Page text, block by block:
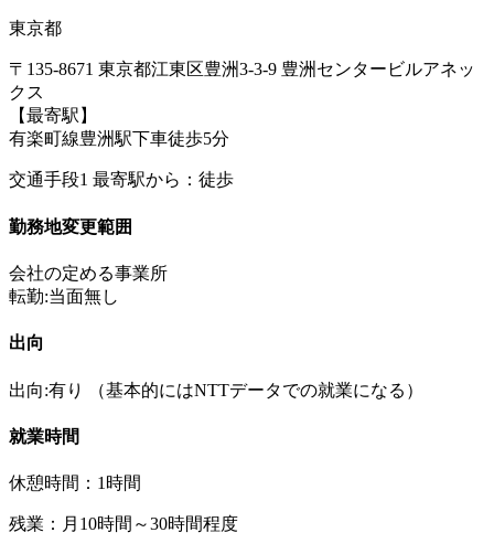
東京都
〒135-8671 東京都江東区豊洲3-3-9 豊洲センタービルアネッ
クス
【最寄駅】
有楽町線豊洲駅下車徒歩5分
交通手段1 最寄駅から：徒歩
勤務地変更範囲
会社の定める事業所
転勤:当面無し
出向
出向:有り （基本的にはNTTデータでの就業になる）
就業時間
休憩時間：1時間
残業：月10時間～30時間程度